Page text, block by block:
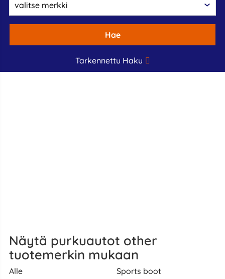
Hae
Tarkennettu Haku
Näytä purkuautot other
tuotemerkin mukaan
Alle
Sports boot